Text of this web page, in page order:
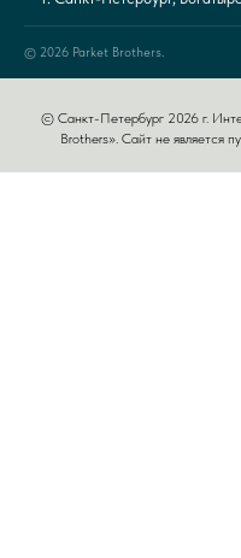
© 2026 Parket Brothers.
© Санкт-Петербург 2026 г.
Brothers». Сайт не является